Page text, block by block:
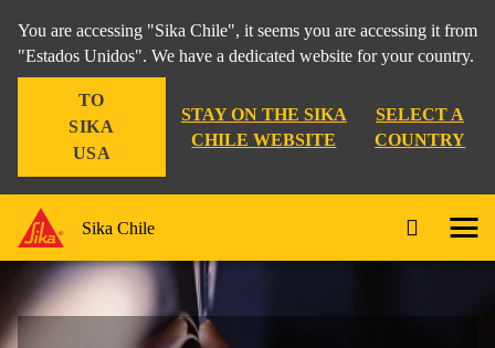
You are accessing "Sika Chile", it seems you are accessing it from
"Estados Unidos". We have a dedicated website for your country.
TO
SIKA
USA
STAY ON THE SIKA
CHILE WEBSITE
SELECT A
COUNTRY
Sika Chile